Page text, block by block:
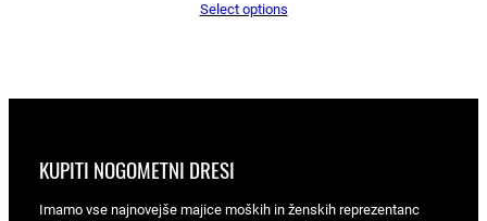
Select options
KUPITI NOGOMETNI DRESI
Imamo vse najnovejše majice moških in ženskih reprezentanc